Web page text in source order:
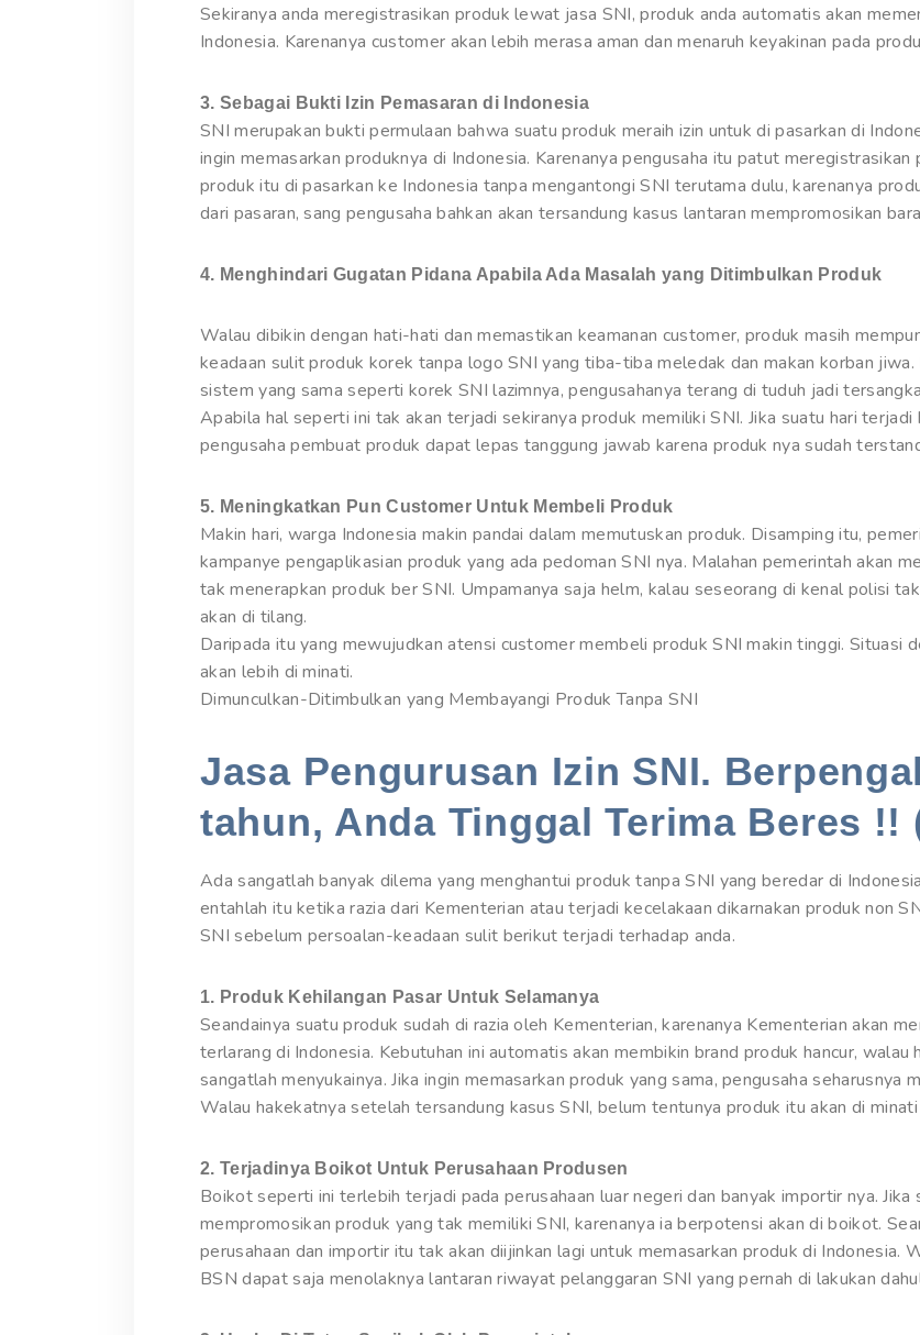
Sekiranya anda meregistrasikan produk lewat jasa SNI, produk anda automatis akan
Indonesia. Karenanya customer akan lebih merasa aman dan menaruh keyakinan pada
3. Sebagai Bukti Izin Pemasaran di Indonesia
SNI merupakan bukti permulaan bahwa suatu produk meraih izin untuk di pasarkan di
ingin memasarkan produknya di Indonesia. Karenanya pengusaha itu patut
produk itu di pasarkan ke Indonesia tanpa mengantongi SNI terutama dulu, karenanya
dari pasaran, sang pengusaha bahkan akan tersandung kasus lantaran mempromosikan
4. Menghindari Gugatan Pidana Apabila Ada Masalah yang Ditimbulkan Produk
Walau dibikin dengan hati-hati dan memastikan keamanan customer, produk masih
keadaan sulit produk korek tanpa logo SNI yang tiba-tiba meledak dan makan korban
sistem yang sama seperti korek SNI lazimnya, pengusahanya terang di tuduh jadi
Apabila hal seperti ini tak akan terjadi sekiranya produk memiliki SNI. Jika suatu hari terjadi
pengusaha pembuat produk dapat lepas tanggung jawab karena produk nya sudah
5. Meningkatkan Pun Customer Untuk Membeli Produk
Makin hari, warga Indonesia makin pandai dalam memutuskan produk. Disamping itu,
kampanye pengaplikasian produk yang ada pedoman SNI nya. Malahan pemerintah akan
tak menerapkan produk ber SNI. Umpamanya saja helm, kalau seseorang di kenal polisi
akan di tilang.
Daripada itu yang mewujudkan atensi customer membeli produk SNI makin tinggi. Situasi
akan lebih di minati.
Dimunculkan-Ditimbulkan yang Membayangi Produk Tanpa SNI
Jasa Pengurusan Izin SNI.
tahun, Anda Tinggal Terima Beres !!
Ada sangatlah banyak dilema yang menghantui produk tanpa SNI yang beredar di
entahlah itu ketika razia dari Kementerian atau terjadi kecelakaan dikarnakan produk non
SNI sebelum persoalan-keadaan sulit berikut terjadi terhadap anda.
1. Produk Kehilangan Pasar Untuk Selamanya
Seandainya suatu produk sudah di razia oleh Kementerian, karenanya Kementerian akan
terlarang di Indonesia. Kebutuhan ini automatis akan membikin brand produk hancur,
sangatlah menyukainya. Jika ingin memasarkan produk yang sama, pengusaha seharusnya
Walau hakekatnya setelah tersandung kasus SNI, belum tentunya produk itu akan di
2. Terjadinya Boikot Untuk Perusahaan Produsen
Boikot seperti ini terlebih terjadi pada perusahaan luar negeri dan banyak importir nya.
mempromosikan produk yang tak memiliki SNI, karenanya ia berpotensi akan di boikot.
perusahaan dan importir itu tak akan diijinkan lagi untuk memasarkan produk di Indonesia.
BSN dapat saja menolaknya lantaran riwayat pelanggaran SNI yang pernah di lakukan